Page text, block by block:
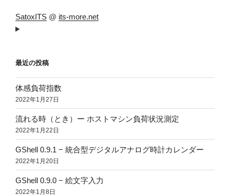
SatoxITS @ its-more.net
最近の投稿
体感負荷指数
2022年1月27日
流れる時（とき）ー ホストマシン負荷状況測定
2022年1月22日
GShell 0.9.1 − 統合型デジタルアナログ時計カレンダー
2022年1月20日
GShell 0.9.0 − 絵文字入力
2022年1月8日